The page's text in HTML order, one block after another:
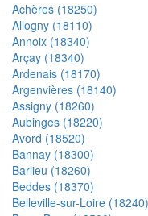
Achères (18250)
Allogny (18110)
Annoix (18340)
Arçay (18340)
Ardenais (18170)
Argenvières (18140)
Assigny (18260)
Aubinges (18220)
Avord (18520)
Bannay (18300)
Barlieu (18260)
Beddes (18370)
Belleville-sur-Loire (18240)